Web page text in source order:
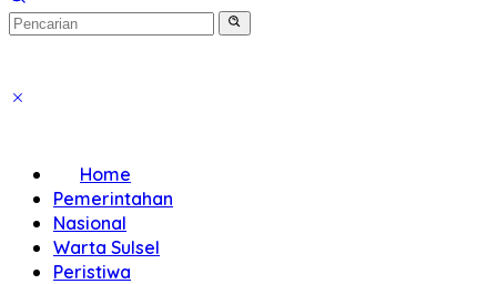
Home
Pemerintahan
Nasional
Warta Sulsel
Peristiwa